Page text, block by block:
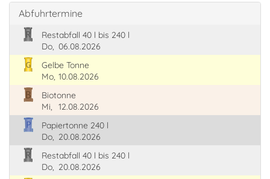
Abfuhrtermine
Restabfall 40 l bis 240 l
Do, 06.08.2026
Gelbe Tonne
Mo, 10.08.2026
Biotonne
Mi,
12.08.2026
Papiertonne 240 l
Do, 20.08.2026
Restabfall 40 l bis 240 l
Do, 20.08.2026